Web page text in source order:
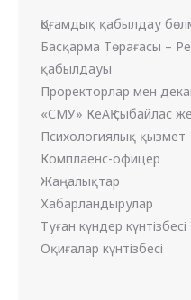
Қоғамдық қабылдау
Басқарма Төрағасы –
қабылдауы
Проректорлар мен
«СМУ» КеАҚ сыбайлас
Психологиялық қызмет
Комплаенс-офицер
Жаңалықтар
Хабарландырулар
Туған күндер күнтізбесі
Оқиғалар күнтізбесі